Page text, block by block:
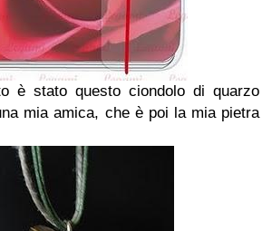
è stato questo ciondolo di quarzo
mia amica, che è poi la mia pietra